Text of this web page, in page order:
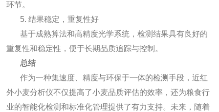
环节。
5. 结果稳定，重复性好
基于成熟算法和高精度光学系统，检测结果具有良好的
重复性和稳定性，便于长期品质追踪与控制。
总结
作为一种集速度、精度与环保于一体的检测手段，近红
外小麦分析仪不仅提高了小麦品质评估的效率，还为粮食行
业的智能化检测和标准化管理提供了有力支持。未来，随着